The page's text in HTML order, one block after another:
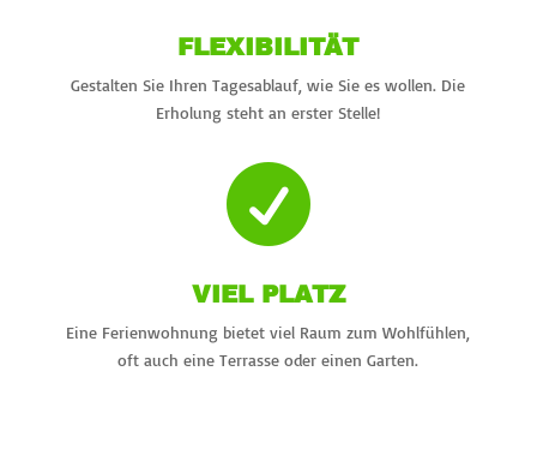
FLEXIBILITÄT
Gestalten Sie Ihren Tagesablauf, wie Sie es wollen. Die
Erholung steht an erster Stelle!

VIEL PLATZ
Eine Ferienwohnung bietet viel Raum zum Wohlfühlen,
oft auch eine Terrasse oder einen Garten.